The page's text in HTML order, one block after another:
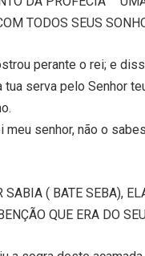
TODOS SEUS
perante o rei; e
serva pelo Senhor
meu senhor, não o
( BATE SEBA),
QUE ERA DO